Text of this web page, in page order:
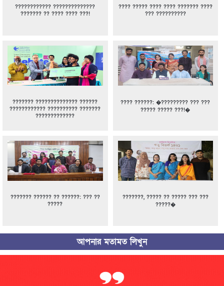
???????????? ??????????????
??????? ?? ???? ???? ???!
???? ????? ???? ???? ??????? ????
??? ??????????
??????? ?????????????? ??????
???????????? ?????????? ???????
?????????????
???? ??????: �????????? ??? ???
????? ????? ???!�
??????? ?????? ?? ??????: ??? ??
?????
???????, ????? ?? ????? ??? ???
?????�
আপনার মতামত লিখুন